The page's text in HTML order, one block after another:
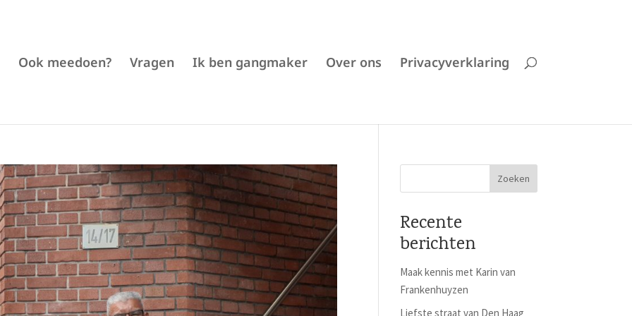
Ook meedoen? Vragen Ik ben gangmaker Over ons Privacyverklaring
Recente
berichten
Maak kennis met Karin van
Frankenhuyzen
Liefste straat van Den Haag